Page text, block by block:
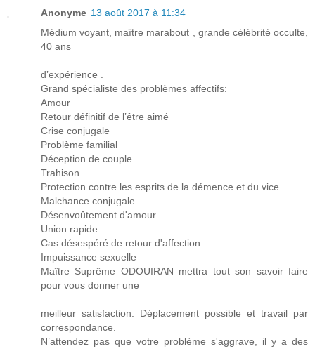
Anonyme 13 août 2017 à 11:34
Médium voyant, maître marabout , grande célébrité occulte,
40 ans
d’expérience .
Grand spécialiste des problèmes affectifs:
Amour
Retour définitif de l’être aimé
Crise conjugale
Problème familial
Déception de couple
Trahison
Protection contre les esprits de la démence et du vice
Malchance conjugale.
Désenvoûtement d'amour
Union rapide
Cas désespéré de retour d'affection
Impuissance sexuelle
Maître Suprême ODOUIRAN mettra tout son savoir faire
pour vous donner une
meilleur satisfaction. Déplacement possible et travail par
correspondance.
N’attendez pas que votre problème s'aggrave, il y a des